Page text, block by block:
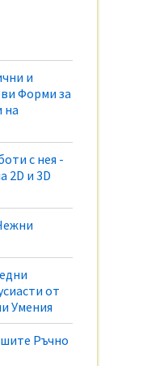
и
Форми за
на
с нея -
2D и 3D
от
Умения
Ръчно